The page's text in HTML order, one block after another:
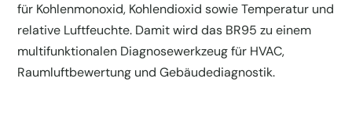
für Kohlenmonoxid, Kohlendioxid sowie Temperatur und
relative Luftfeuchte. Damit wird das BR95 zu einem
multifunktionalen Diagnosewerkzeug für HVAC,
Raumluftbewertung und Gebäudediagnostik.